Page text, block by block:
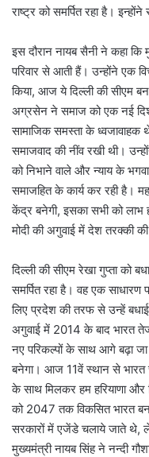
राष्ट्र को समर्पित रहा है।
इस दौरान नायब सैनी ने कहा
परिवार से आती हैं। उन्होंने एक
किया, आज ये दिल्ली की सीएम
अग्रसेन ने समाज को एक नई
सामाजिक समस्ता के
समाजवाद की नींव रखी थी।
को निभाने वाले और न्याय के
समाजहित के कार्य कर रही है।
केंद्र बनेगी, इसका सभी को लाभ
मोदी की अगुवाई में देश तरक्की
दिल्ली की सीएम रेखा गुप्ता को
समर्पित रहा है। वह एक
लिए प्रदेश की तरफ से उन्हें
अगुवाई में 2014 के बाद भारत
नए परिकल्पों के साथ आगे बढ़ा जा
बनेगा। आज 11वें स्थान से भारत
के साथ मिलकर हम हरियाणा और
को 2047 तक विकसित भारत
सरकारों में एजेंडे चलाये जाते थे,
मुख्यमंत्री नायब सिंह ने नन्दी